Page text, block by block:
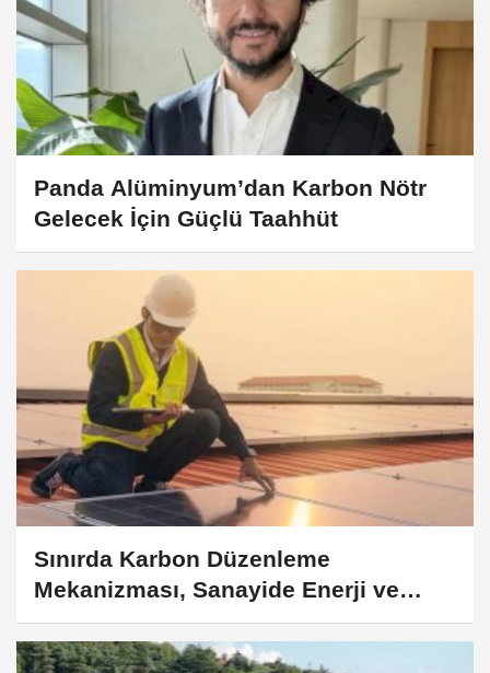
Panda Alüminyum’dan Karbon Nötr
Gelecek İçin Güçlü Taahhüt
Sınırda Karbon Düzenleme
Mekanizması, Sanayide Enerji ve
Isıtma Sistemlerini Mercek Altına Aldı